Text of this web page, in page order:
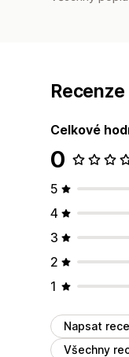
Recenze
Celkové
0
5
4
3
2
1
Napsat
Všechny